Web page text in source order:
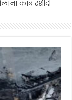
काब रशीदी